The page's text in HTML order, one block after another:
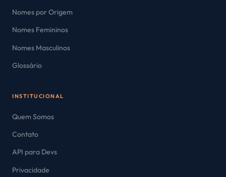
Nomes por Origem
Nomes Femininos
Nomes Masculinos
Glossário
INSTITUCIONAL
Quem Somos
Contato
API para Devs
Privacidade